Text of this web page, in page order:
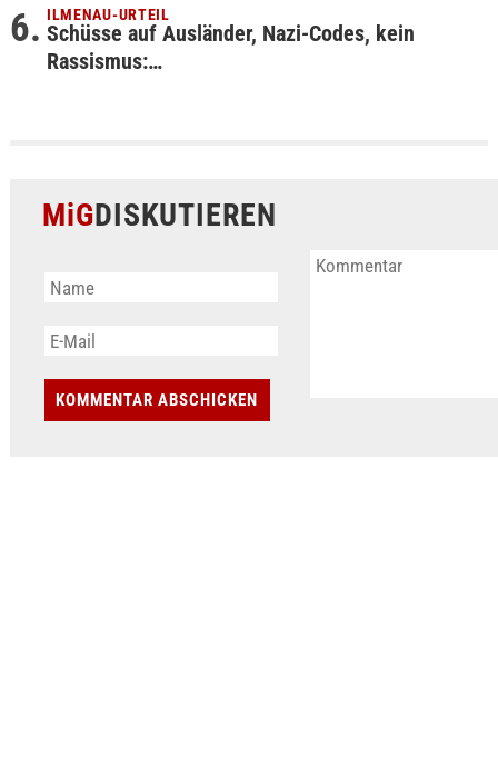
ILMENAU-URTEIL
Schüsse auf Ausländer, Nazi-Codes, kein
Rassismus:…
MiGDISKUTIEREN